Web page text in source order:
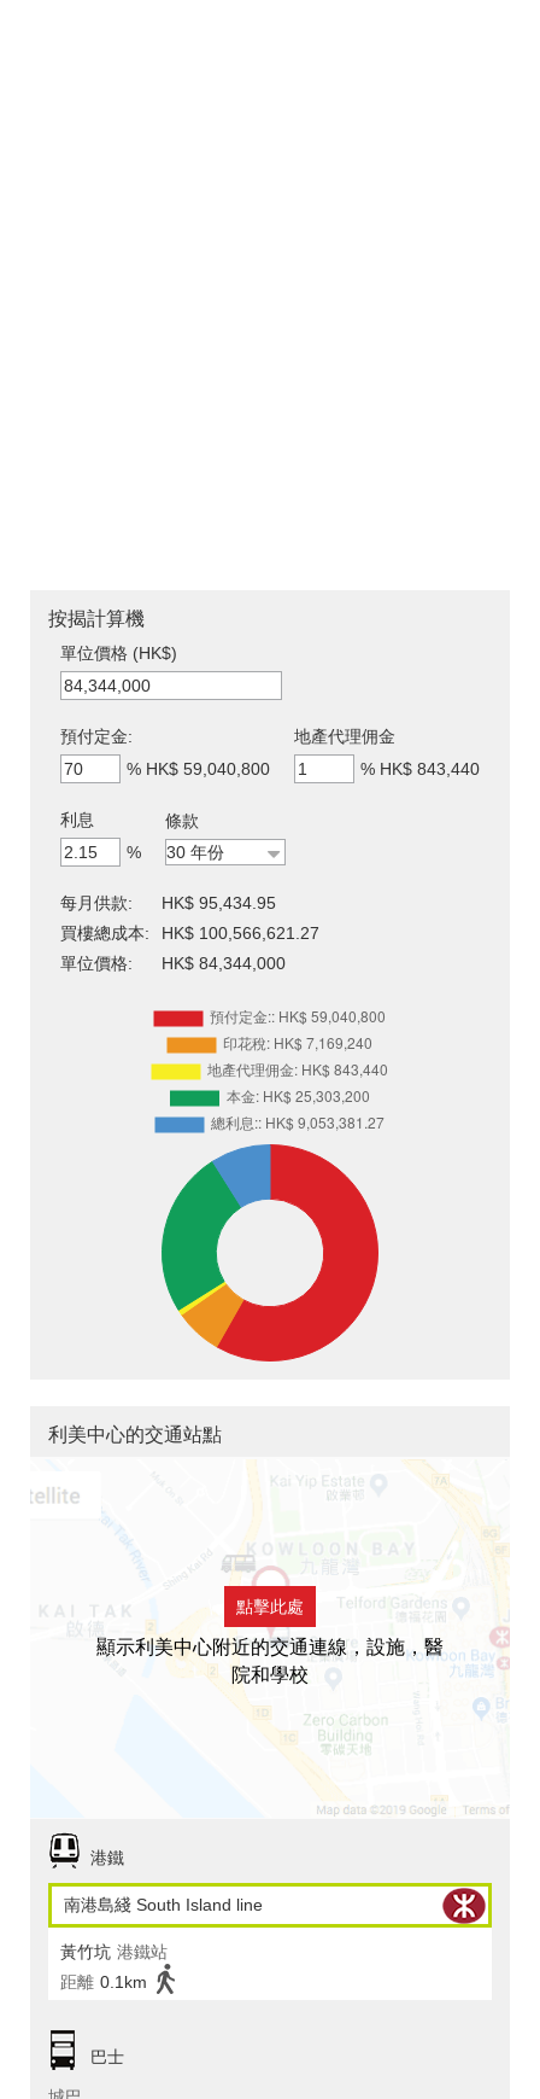
按揭計算機
單位價格 (HK$)
預付定金:
% HK$ 59,040,800
地產代理佣金
% HK$ 843,440
利息
%
條款
每月供款:
HK$ 95,434.95
買樓總成本:
HK$ 100,566,621.27
單位價格:
HK$ 84,344,000
利美中心的交通站點
點擊此處
顯示利美中心附近的交通連線，設施，醫
院和學校
港鐵
南港島綫 South Island line
黃竹坑 港鐵站
距離 0.1km
巴士